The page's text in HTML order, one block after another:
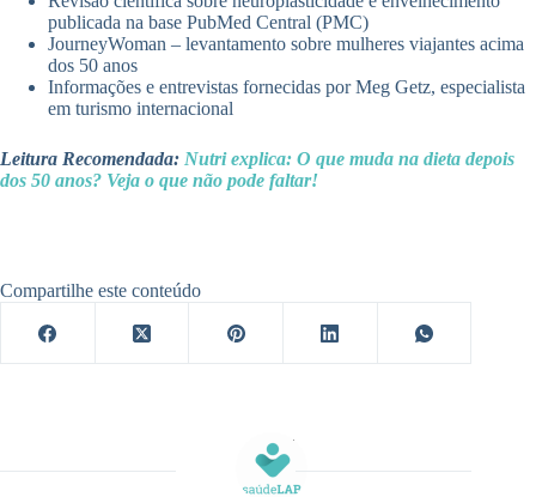
publicada na base PubMed Central (PMC)
JourneyWoman – levantamento sobre mulheres viajantes acima
dos 50 anos
Informações e entrevistas fornecidas por Meg Getz, especialista
em turismo internacional
Leitura Recomendada: Nutri explica: O que muda na dieta depois
dos 50 anos? Veja o que não pode faltar!
Compartilhe este conteúdo